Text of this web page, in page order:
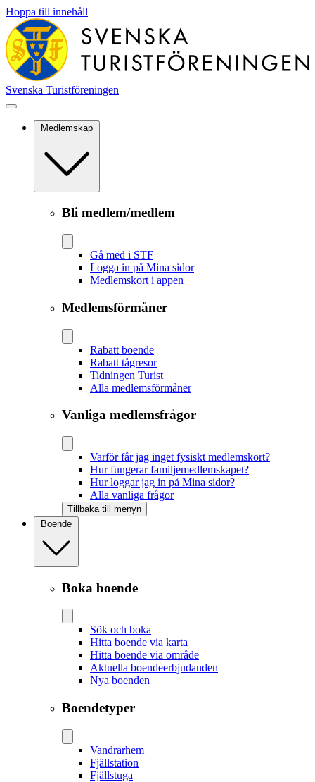
Hoppa till innehåll
Svenska Turistföreningen
Medlemskap
Bli medlem/medlem
Gå med i STF
Logga in på Mina sidor
Medlemskort i appen
Medlemsförmåner
Rabatt boende
Rabatt tågresor
Tidningen Turist
Alla medlemsförmåner
Vanliga medlemsfrågor
Varför får jag inget fysiskt medlemskort?
Hur fungerar familjemedlemskapet?
Hur loggar jag in på Mina sidor?
Alla vanliga frågor
Tillbaka till menyn
Boende
Boka boende
Sök och boka
Hitta boende via karta
Hitta boende via område
Aktuella boendeerbjudanden
Nya boenden
Boendetyper
Vandrarhem
Fjällstation
Fjällstuga